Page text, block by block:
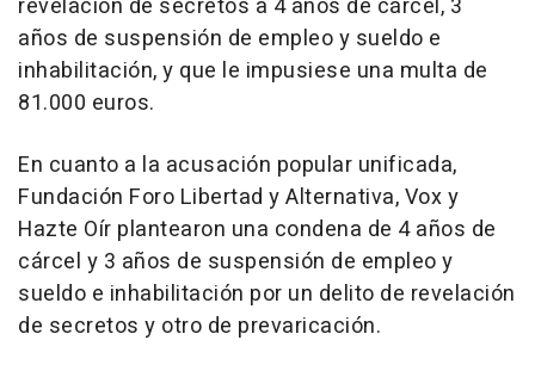
revelación de secretos a 4 años de cárcel, 3
años de suspensión de empleo y sueldo e
inhabilitación, y que le impusiese una multa de
81.000 euros.
En cuanto a la acusación popular unificada,
Fundación Foro Libertad y Alternativa, Vox y
Hazte Oír plantearon una condena de 4 años de
cárcel y 3 años de suspensión de empleo y
sueldo e inhabilitación por un delito de revelación
de secretos y otro de prevaricación.